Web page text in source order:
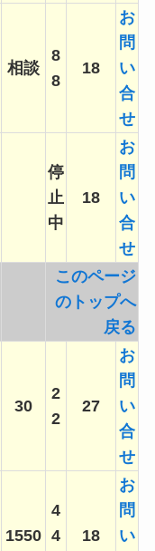
相談
8
8
18
お
問
い
合
せ
停
止
中
18
お
問
い
合
せ
このページ
のトップへ
戻る
30
2
2
27
お
問
い
合
せ
1550
4
4
18
お
問
い